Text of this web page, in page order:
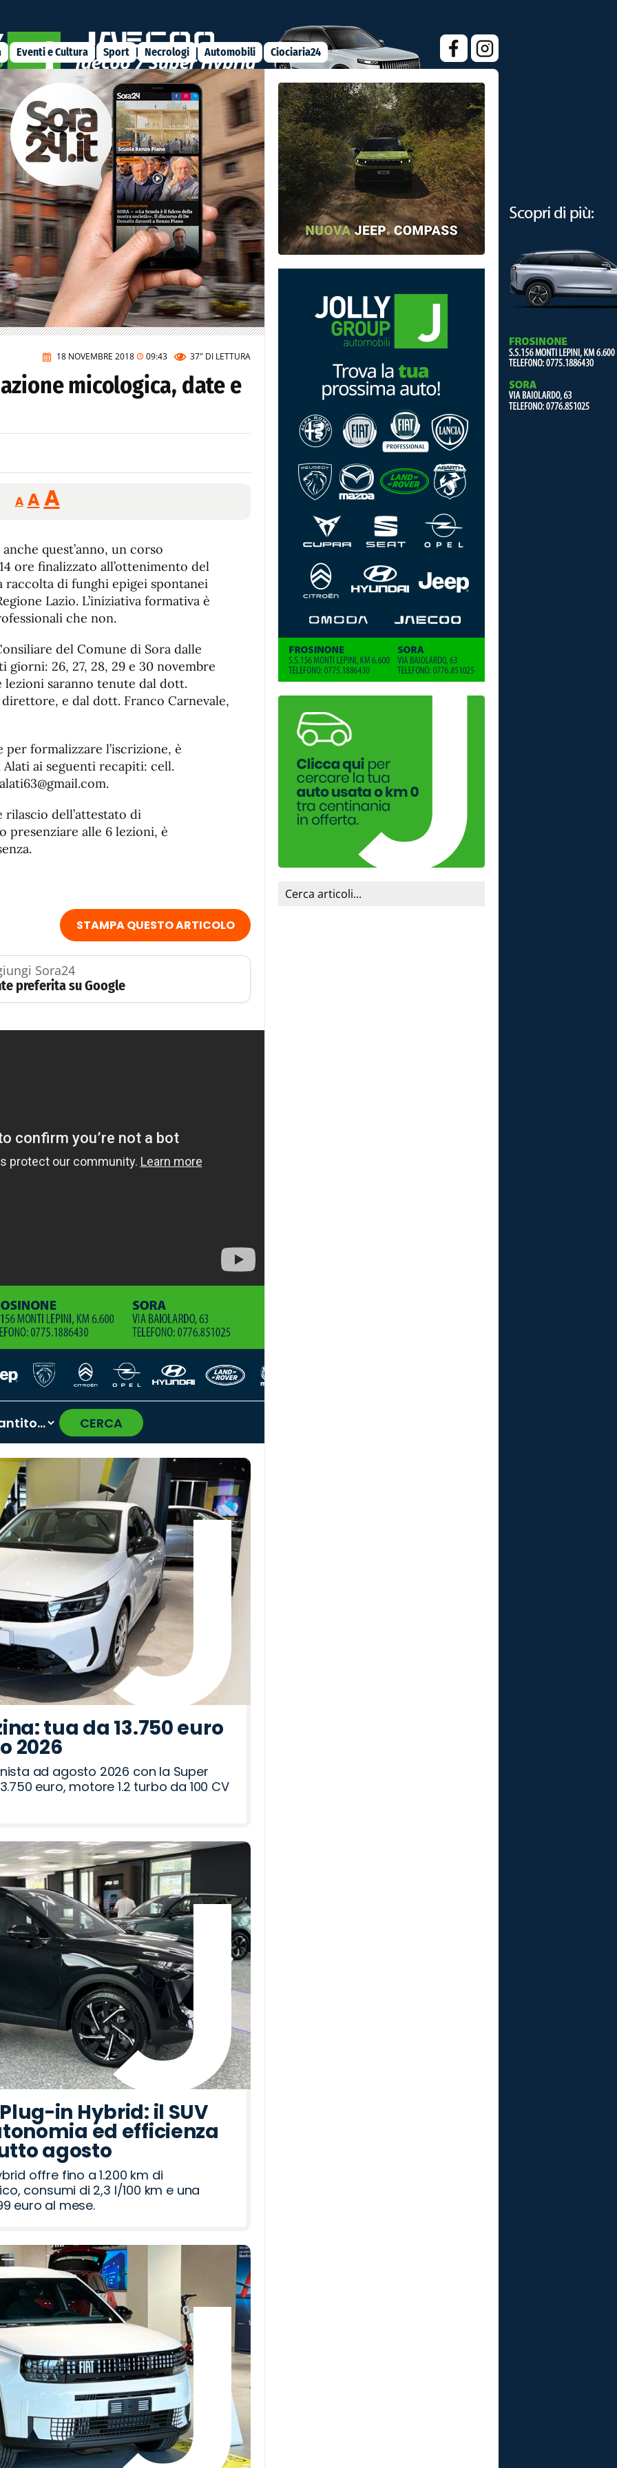
Eventi e Cultura Sport Necrologi Automobili Ciociaria24
18 NOVEMBRE 2018 09:43 37" DI LETTURA
micologica, date e
A
Reducir
tamaño
A Restablecer
tamaño
fuente
AAumentar
de
fuente.
quest’anno, un corso
ore finalizzato all’ottenimento del
raccolta di funghi epigei spontanei
Lazio. L’iniziativa formativa è
che non.
del Comune di Sora dalle
giorni: 26, 27, 28, 29 e 30 novembre
lezioni saranno tenute dal dott.
e dal dott. Franco Carnevale,
formalizzare l’iscrizione, è
ai seguenti recapiti: cell.
dell’attestato di
presenziare alle 6 lezioni, è
STAMPA QUESTO ARTICOLO
Sora24
preferita su Google
CERCA
›
tua da 13.750 euro
2026
ad agosto 2026 con la Super
euro, motore 1.2 turbo da 100 CV
in Hybrid: il SUV
ed efficienza
agosto
offre fino a 1.200 km di
consumi di 2,3 l/100 km e una
euro al mese.